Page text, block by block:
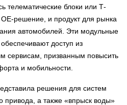
телематические блоки или Т-
решение, и продукт для рынка
автомобилей. Эти модульные
доступ из
сервисам, призванным повысить
и мобильности.
решения для систем
привода, а также «впрыск воды»